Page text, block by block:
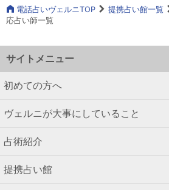
電話占いヴェルニTOP 提携占い館一覧
応占い師一覧
サイトメニュー
初めての方へ
ヴェルニが大事にしていること
占術紹介
提携占い館